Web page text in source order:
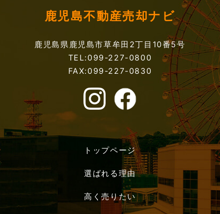
鹿児島不動産売却ナビ
鹿児島県鹿児島市草牟田2丁目10番5号
TEL:099-227-0800
FAX:099-227-0830
トップページ
選ばれる理由
高く売りたい